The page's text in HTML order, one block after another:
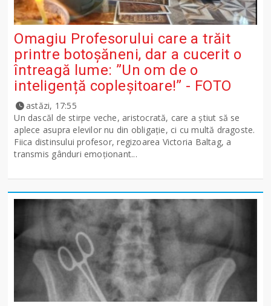
Omagiu Profesorului care a trăit
printre botoșăneni, dar a cucerit o
întreagă lume: ”Un om de o
inteligență copleșitoare!” - FOTO
astăzi, 17:55
Un dascăl de stirpe veche, aristocrată, care a știut să se
aplece asupra elevilor nu din obligație, ci cu multă dragoste.
Fiica distinsului profesor, regizoarea Victoria Baltag, a
transmis gânduri emoționant...